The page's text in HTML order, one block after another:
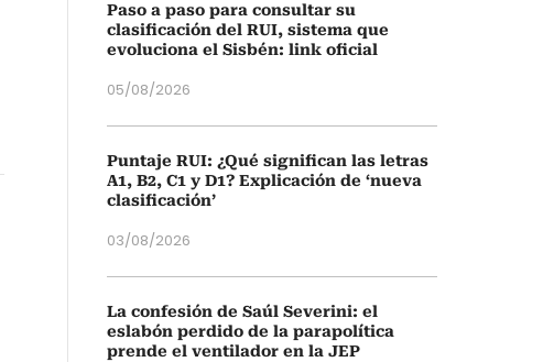
Paso a paso para consultar su
clasificación del RUI, sistema que
evoluciona el Sisbén: link oficial
05/08/2026
Puntaje RUI: ¿Qué significan las letras
A1, B2, C1 y D1? Explicación de ‘nueva
clasificación’
03/08/2026
La confesión de Saúl Severini: el
eslabón perdido de la parapolítica
prende el ventilador en la JEP